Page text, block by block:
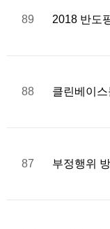
89 2018 반도
88 클린베이
87 부정행위